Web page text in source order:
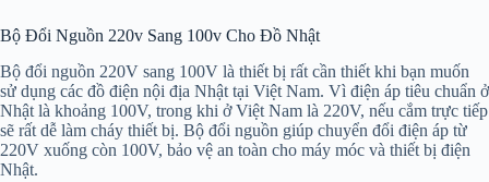
Bộ Đổi Nguồn 220v Sang 100v Cho Đồ Nhật
Bộ đổi nguồn 220V sang 100V là thiết bị rất cần thiết khi bạn muốn
sử dụng các đồ điện nội địa Nhật tại Việt Nam. Vì điện áp tiêu chuẩn ở
Nhật là khoảng 100V, trong khi ở Việt Nam là 220V, nếu cắm trực tiếp
sẽ rất dễ làm cháy thiết bị. Bộ đổi nguồn giúp chuyển đổi điện áp từ
220V xuống còn 100V, bảo vệ an toàn cho máy móc và thiết bị điện
Nhật.